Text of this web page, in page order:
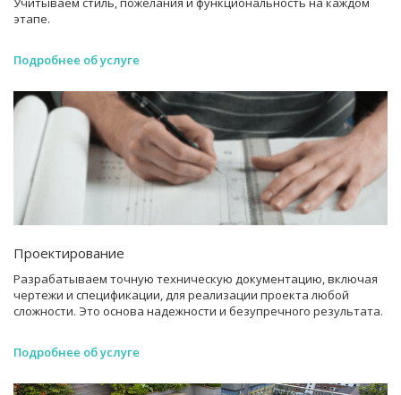
этапе.
Подробнее об услуге
Проектирование
Разрабатываем точную техническую документацию, включая
чертежи и спецификации, для реализации проекта любой
сложности. Это основа надежности и безупречного результата.
Подробнее об услуге